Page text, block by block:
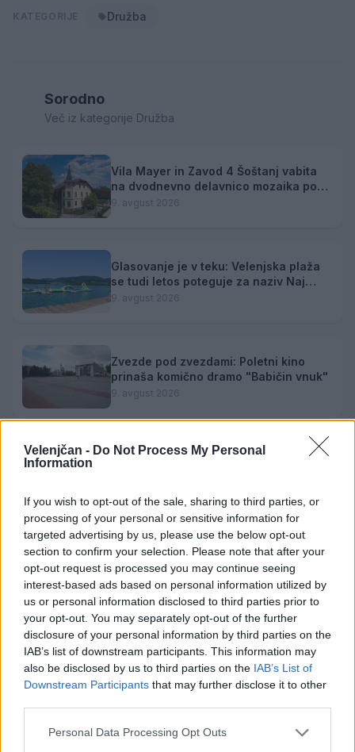
Velenjčan - Do Not Process My Personal
Information
If you wish to opt-out of the sale, sharing to third parties, or
processing of your personal or sensitive information for
targeted advertising by us, please use the below opt-out
section to confirm your selection. Please note that after your
opt-out request is processed you may continue seeing
interest-based ads based on personal information utilized by
us or personal information disclosed to third parties prior to
your opt-out. You may separately opt-out of the further
disclosure of your personal information by third parties on the
IAB’s list of downstream participants. This information may
also be disclosed by us to third parties on the IAB’s List of
Downstream Participants that may further disclose it to other
Personal Data Processing Opt Outs
Družba
Sorodno
Več iz kategorije Družba
Vila Mayer in Zavod 4 Šoštanj vabita
na dvodnevno delavnico mozaika pod
mentorstvom Mojce Marije Černivšek
9. avgust 2026
Glasovanje je v teku: Velenjska plaža
se tudi letos poteguje za naziv Naj
kopališče
9. avgust 2026
Zvezde pod zvezdami: Poletni kino
prinaša komično dramo "Babičin vnuk"
9. avgust 2026
Zavod4 in Zavod za turizem Šaleške
Po 297. členu Kazenskega zakonika je
posameznik kazensko odgovoren za javno spodbujanje
sovraštva, nasilja ali nestrpnosti. Komentarji z žaljivimi,
rasističnimi, diskriminatornimi ali nezakonitimi vsebinami
bodo odstranjeni. Pravila komentiranja →